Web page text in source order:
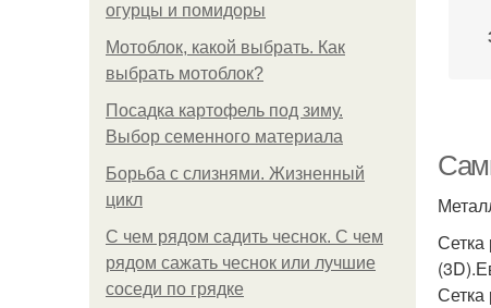
огурцы и помидоры
Мотоблок, какой выбрать. Как
выбрать мотоблок?
Посадка картофель под зиму.
Выбор семенного материала
Борьба с слизнями. Жизненный
цикл
С чем рядом садить чеснок. С чем
рядом сажать чеснок или лучшие
соседи по грядке
Сетка
Сетка